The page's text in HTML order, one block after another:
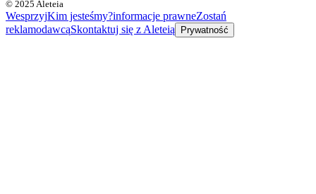
© 2025 Aleteia
WesprzyjKim jesteśmy?informacje prawneZostań
reklamodawcąSkontaktuj się z Aleteią Prywatność